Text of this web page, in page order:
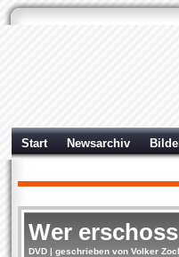
Start Newsarchiv
Wer
DVD | geschrieben von Volker